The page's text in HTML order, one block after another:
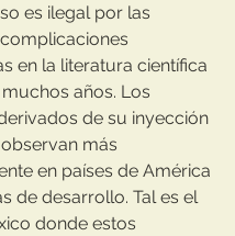
es ilegal por las
en la literatura científica
años. Los
de su inyección
más
en países de América
de desarrollo. Tal es el
donde estos